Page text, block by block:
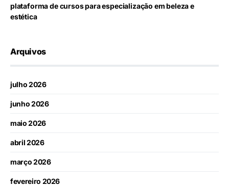
plataforma de cursos para especialização em beleza e
estética
Arquivos
julho 2026
junho 2026
maio 2026
abril 2026
março 2026
fevereiro 2026